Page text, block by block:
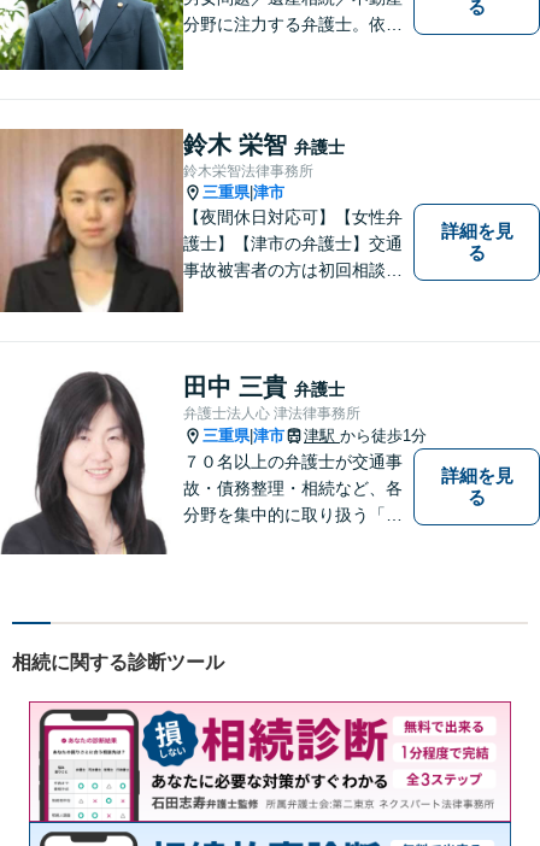
分野に注力する弁護士。依頼
お気軽にご相談ください！
【離婚・男女問題の経験多
数】
る
鈴木 栄智 弁護士
鈴木栄智法律事務所
三重県|津市
【夜間休日対応可】【女性弁
護士】【津市の弁護士】交通
事故被害者の方は初回相談無
詳細を見
る
田中 三貴 弁護士
弁護士法人心 津法律事務所
三重県|津市 津駅 から徒歩1分
７０名以上の弁護士が交通事
故・債務整理・相続など、各
分野を集中的に取り扱う「分
できるよう努めております。
詳細を見
る
相続に関する診断ツール